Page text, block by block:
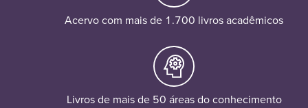
Acervo com mais de 1.700 livros acadêmicos
Livros de mais de 50 áreas do conhecimento